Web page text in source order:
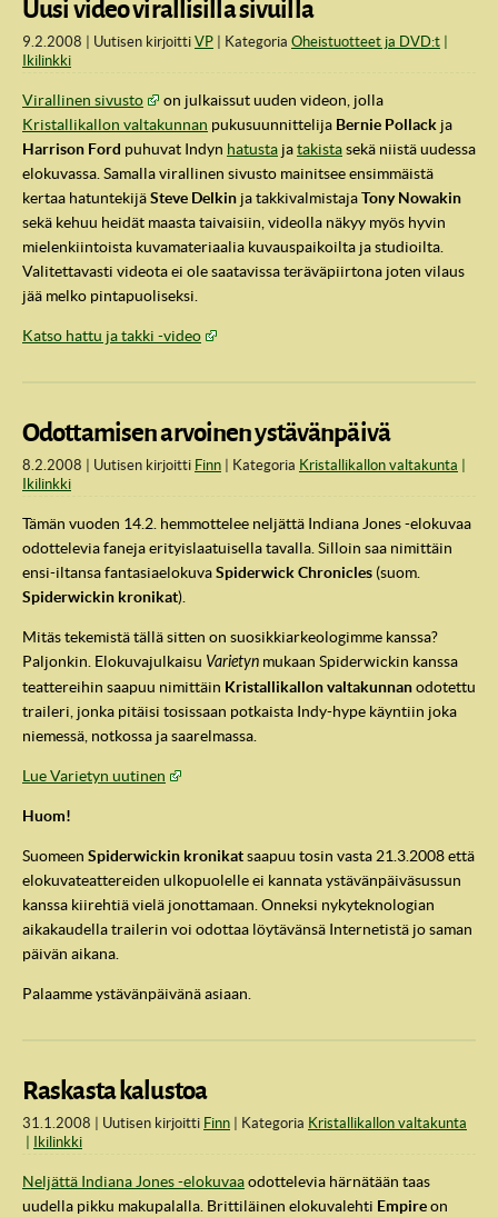
IndyVille
Uusi video virallisilla sivuilla
9.2.2008 Uutisen kirjoitti VP Kategoria Oheistuotteet ja DVD:t
Ikilinkki
Virallinen sivusto
on julkaissut uuden videon, jolla
Kristallikallon valtakunnan pukusuunnittelija Bernie Pollack ja
Harrison Ford puhuvat Indyn hatusta jatakistasekä niistä uudessa
elokuvassa. Samalla virallinen sivusto mainitsee ensimmäistä
kertaa hatuntekijäSteve Delkin ja takkivalmistajaTony Nowakin
sekä kehuu heidät maasta taivaisiin, videolla näkyy myös hyvin
mielenkiintoista kuvamateriaalia kuvauspaikoilta ja studioilta.
Valitettavasti videota ei ole saatavissa teräväpiirtona joten vilaus
jää melko pintapuoliseksi.
Katso hattu ja takki -video
Odottamisen arvoinen ystävänpäivä
8.2.2008 Uutisen kirjoitti Finn Kategoria Kristallikallon valtakunta
Ikilinkki
Tämän vuoden 14.2. hemmottelee neljättä Indiana Jones -elokuvaa
odottelevia faneja erityislaatuisella tavalla. Silloin saa nimittäin
ensi-iltansa fantasiaelokuvaSpiderwick Chronicles (suom.
Spiderwickin kronikat).
Mitäs tekemistä tällä sitten on suosikkiarkeologimme kanssa?
Paljonkin. Elokuvajulkaisu Varietyn mukaan Spiderwickin kanssa
teattereihin saapuu nimittäin Kristallikallon valtakunnanodotettu
traileri, jonka pitäisi tosissaan potkaista Indy-hype käyntiin joka
niemessä, notkossa ja saarelmassa.
Lue Varietyn uutinen
Huom!
Suomeen Spiderwickin kronikatsaapuu tosin vasta 21.3.2008 että
elokuvateattereiden ulkopuolelle ei kannata ystävänpäiväsussun
kanssa kiirehtiä vielä jonottamaan. Onneksi nykyteknologian
aikakaudella trailerin voi odottaa löytävänsä Internetistä jo saman
päivän aikana.
Palaamme ystävänpäivänä asiaan.
Raskasta kalustoa
31.1.2008 Uutisen kirjoitti Finn Kategoria Kristallikallon valtakunta
Ikilinkki
Neljättä Indiana Jones -elokuvaaodottelevia härnätään taas
uudella pikku makupalalla. Brittiläinen elokuvalehti Empireon